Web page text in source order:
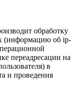
обработку
(информацию об ip-
переадресации на
в
и проведения